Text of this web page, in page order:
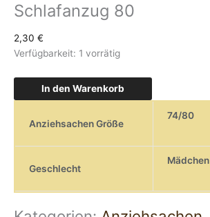
Schlafanzug 80
2,30 €
Verfügbarkeit: 1 vorrätig
In den Warenkorb
Anziehsachen Größe
74/80
Geschlecht
Mädchen